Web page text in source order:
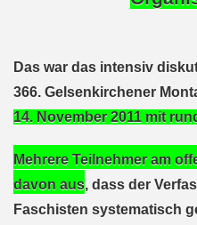
Das war das intensiv
366. Gelsenkirchener
14. November 2011 mit
Mehrere Teilnehmer am
davon aus, dass der
Faschisten systematisch
solidarisiert
am 10.07.2023
am 12.06.2023
der Befreiung vom Hitler-